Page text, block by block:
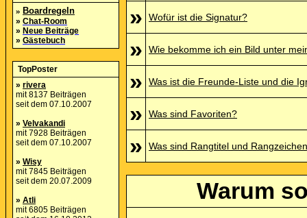
» Boardregeln
» Chat-Room
» Neue Beiträge
» Gästebuch
TopPoster
» rivera
mit 8137 Beiträgen
seit dem 07.10.2007
» Velvakandi
mit 7928 Beiträgen
seit dem 07.10.2007
» Wisy
mit 7845 Beiträgen
seit dem 20.07.2009
» Atli
mit 6805 Beiträgen
» Wofür ist die Signatur?
» Wie bekomme ich ein Bild unter
» Was ist die Freunde-Liste und die
» Was sind Favoriten?
» Was sind Rangtitel und
Warum